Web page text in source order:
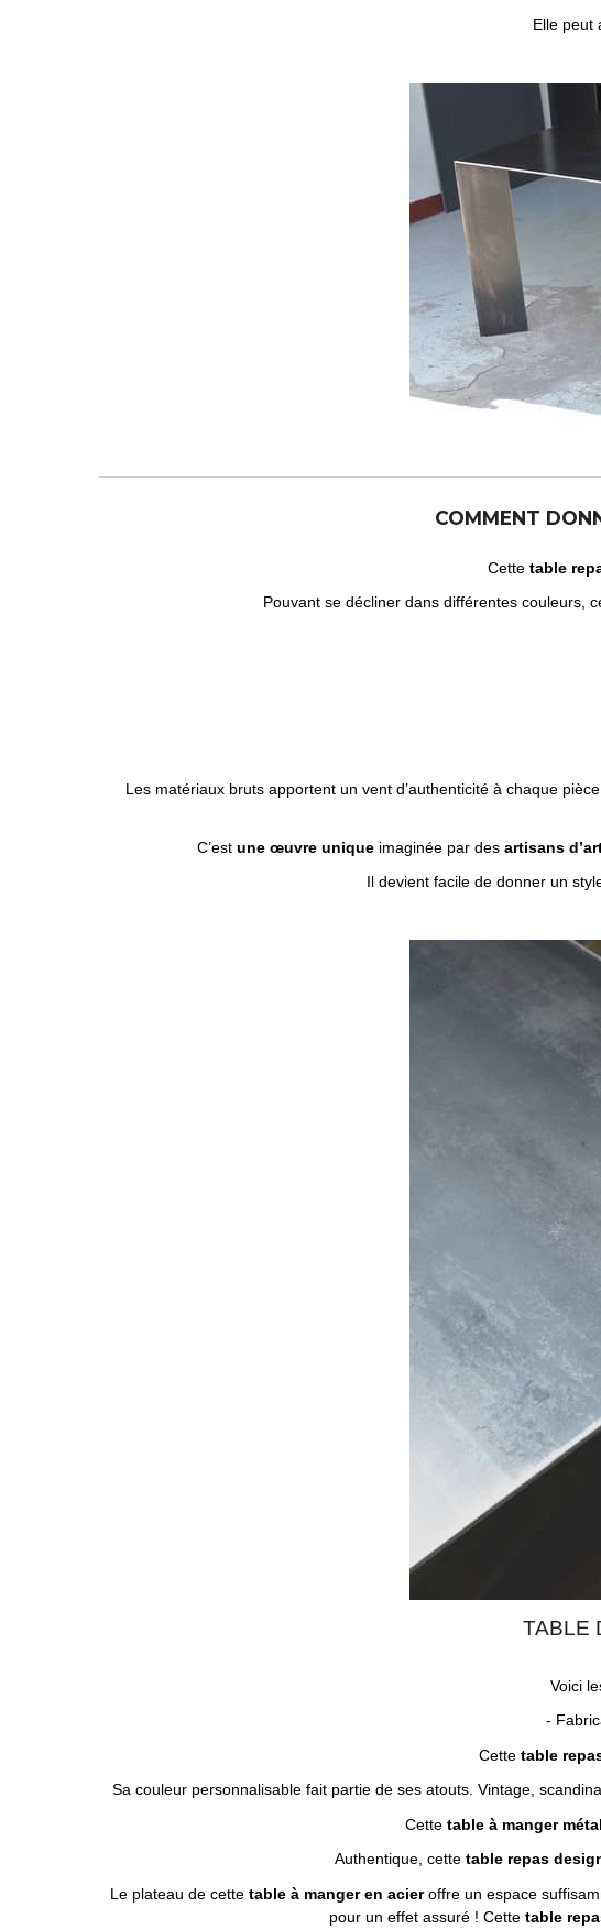
Elle peut
COMMENT
Cette table
Pouvant se décliner dans différentes couleurs,
Les matériaux bruts apportent un vent d’authenticité à chaque
C’est une œuvre uniqueimaginée par des artisans
Il devient facile de donner un
TABLE
Voici
-
Cette table
Sa couleur personnalisable fait partie de ses atouts. Vintage,
Cettetable à manger
Authentique, cette table repas
Le plateau de cette table à manger en acieroffre un espace
pour un effet assuré ! Cette table